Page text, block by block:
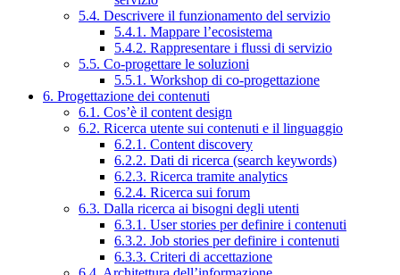
5.4. Descrivere il funzionamento del servizio
5.4.1. Mappare l’ecosistema
5.4.2. Rappresentare i flussi di servizio
5.5. Co-progettare le soluzioni
5.5.1. Workshop di co-progettazione
6. Progettazione dei contenuti
6.1. Cos’è il content design
6.2. Ricerca utente sui contenuti e il linguaggio
6.2.1. Content discovery
6.2.2. Dati di ricerca (search keywords)
6.2.3. Ricerca tramite analytics
6.2.4. Ricerca sui forum
6.3. Dalla ricerca ai bisogni degli utenti
6.3.1. User stories per definire i contenuti
6.3.2. Job stories per definire i contenuti
6.3.3. Criteri di accettazione